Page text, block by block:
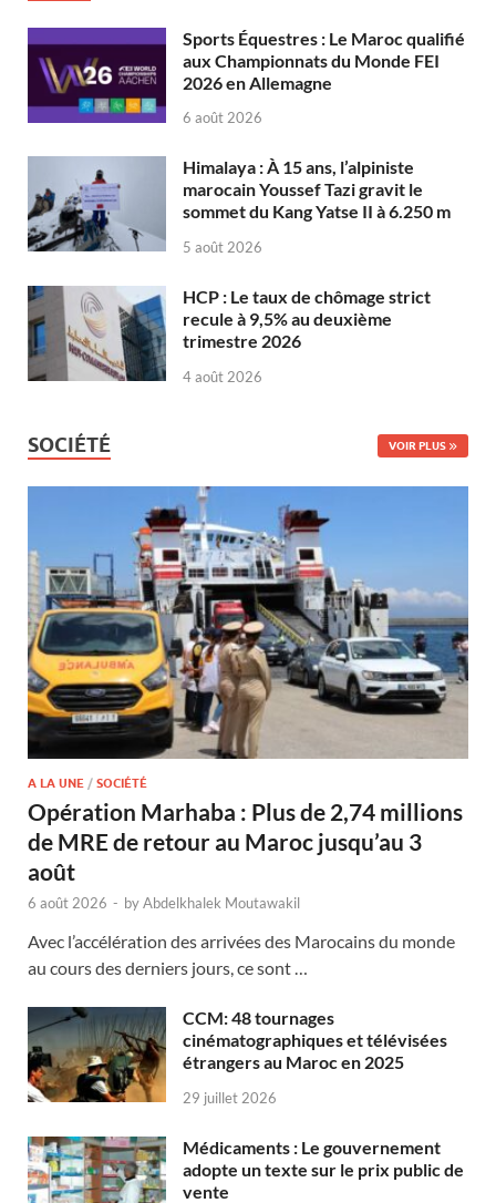
Sports Équestres : Le Maroc qualifié
aux Championnats du Monde FEI
2026 en Allemagne
6 août 2026
Himalaya : À 15 ans, l’alpiniste
marocain Youssef Tazi gravit le
sommet du Kang Yatse II à 6.250 m
5 août 2026
HCP : Le taux de chômage strict
recule à 9,5% au deuxième
trimestre 2026
4 août 2026
SOCIÉTÉ VOIR PLUS
A LA UNE / SOCIÉTÉ
Opération Marhaba : Plus de 2,74 millions
de MRE de retour au Maroc jusqu’au 3
août
6 août 2026 - byAbdelkhalek Moutawakil
Avec l’accélération des arrivées des Marocains du monde
au cours des derniers jours, ce sont …
CCM: 48 tournages
cinématographiques et télévisées
étrangers au Maroc en 2025
29 juillet 2026
Médicaments : Le gouvernement
adopte un texte sur le prix public de
vente